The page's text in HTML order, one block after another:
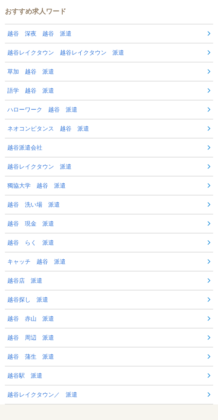
おすすめ求人ワード
越谷 深夜 越谷 派遣
越谷レイクタウン 越谷レイクタウン 派遣
草加 越谷 派遣
語学 越谷 派遣
ハローワーク 越谷 派遣
ネオコンピタンス 越谷 派遣
越谷派遣会社
越谷レイクタウン 派遣
獨協大学 越谷 派遣
越谷 洗い場 派遣
越谷 現金 派遣
越谷 らく 派遣
キャッチ 越谷 派遣
越谷店 派遣
越谷探し 派遣
越谷 赤山 派遣
越谷 周辺 派遣
越谷 蒲生 派遣
越谷駅 派遣
越谷レイクタウン／ 派遣